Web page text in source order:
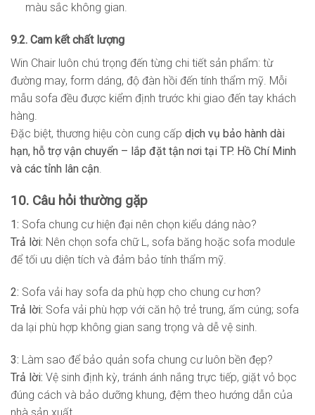
màu sắc không gian.
9.2. Cam kết chất lượng
Win Chair luôn chú trọng đến từng chi tiết sản phẩm: từ
đường may, form dáng, độ đàn hồi đến tính thẩm mỹ. Mỗi
mẫu sofa đều được kiểm định trước khi giao đến tay khách
hàng.
Đặc biệt, thương hiệu còn cung cấp dịch vụ bảo hành dài
hạn, hỗ trợ vận chuyển – lắp đặt tận nơi tại TP. Hồ Chí Minh
và các tỉnh lân cận.
10. Câu hỏi thường gặp
1: Sofa chung cư hiện đại nên chọn kiểu dáng nào?
Trả lời: Nên chọn sofa chữ L, sofa băng hoặc sofa module
để tối ưu diện tích và đảm bảo tính thẩm mỹ.
2: Sofa vải hay sofa da phù hợp cho chung cư hơn?
Trả lời: Sofa vải phù hợp với căn hộ trẻ trung, ấm cúng; sofa
da lại phù hợp không gian sang trọng và dễ vệ sinh.
3: Làm sao để bảo quản sofa chung cư luôn bền đẹp?
Trả lời: Vệ sinh định kỳ, tránh ánh nắng trực tiếp, giặt vỏ bọc
đúng cách và bảo dưỡng khung, đệm theo hướng dẫn của